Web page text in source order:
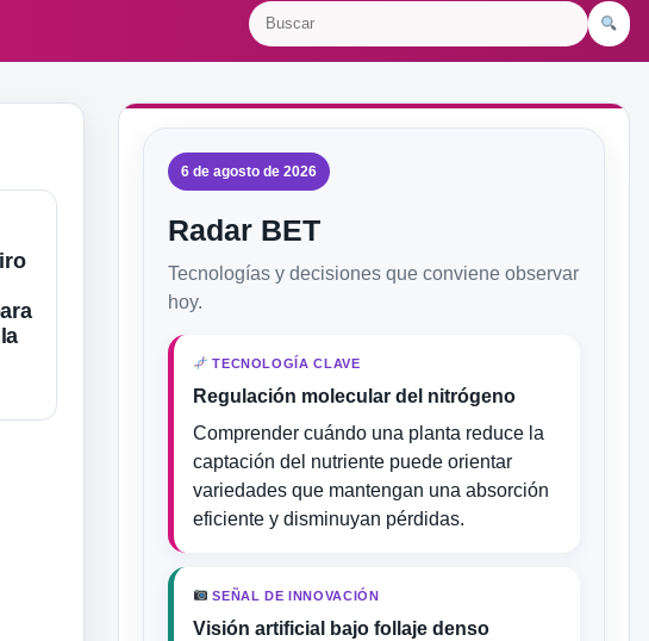
6 de agosto de 2026
Radar BET
Tecnologías y decisiones que conviene observar
hoy.
TECNOLOGÍA CLAVE
Regulación molecular del nitrógeno
Comprender cuándo una planta reduce la
captación del nutriente puede orientar
variedades que mantengan una absorción
eficiente y disminuyan pérdidas.
SEÑAL DE INNOVACIÓN
Visión artificial bajo follaje denso